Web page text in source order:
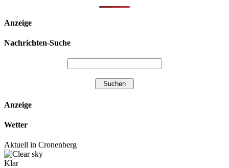
Anzeige
Nachrichten-Suche
Anzeige
Wetter
Aktuell in Cronenberg
Klar